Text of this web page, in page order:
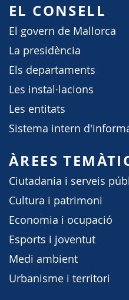
EL CONSELL
El govern de Mallorca
La presidència
Els departaments
Les instal·lacions
Les entitats
Sistema intern
ÀREES
Ciutadania i serveis
Cultura i patrimoni
Economia i ocupació
Esports i joventut
Medi ambient
Urbanisme i territori